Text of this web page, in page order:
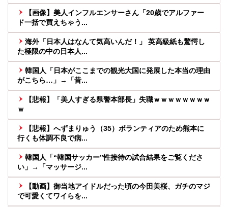
【画像】美人インフルエンサーさん「20歳でアルファー
ド一括で買えちゃう...
海外「日本人はなんて気高いんだ！」 英高級紙も驚愕し
た極限の中の日本人...
韓国人「日本がここまでの観光大国に発展した本当の理由
がこちら…」→「昔...
【悲報】「美人すぎる県警本部長」失職ｗｗｗｗｗｗｗｗ
ｗ
【悲報】へずまりゅう（35）ボランティアのため熊本に
行くも体調不良で病...
韓国人「“韓国サッカー”性接待の試合結果をご覧くださ
い」→「マッサージ...
【動画】御当地アイドルだった頃の今田美桜、ガチのマジ
で可愛くてワイらを...